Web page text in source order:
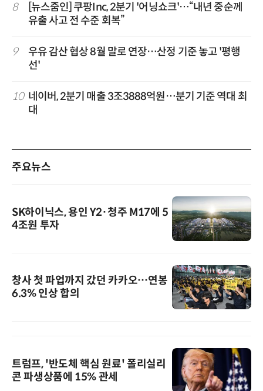
8
[뉴스줌인] 쿠팡Inc, 2분기 '어닝쇼크'…“내년 중순께
유출 사고 전 수준 회복”
9
우유 감산 협상 8월 말로 연장…산정 기준 놓고 '평행
선'
10 네이버, 2분기 매출 3조3888억원…분기 기준 역대 최
대
주요뉴스
SK하이닉스, 용인 Y2·청주 M17에 5
4조원 투자
창사 첫 파업까지 갔던 카카오…연봉
6.3% 인상 합의
트럼프, '반도체 핵심 원료' 폴리실리
콘 파생상품에 15% 관세